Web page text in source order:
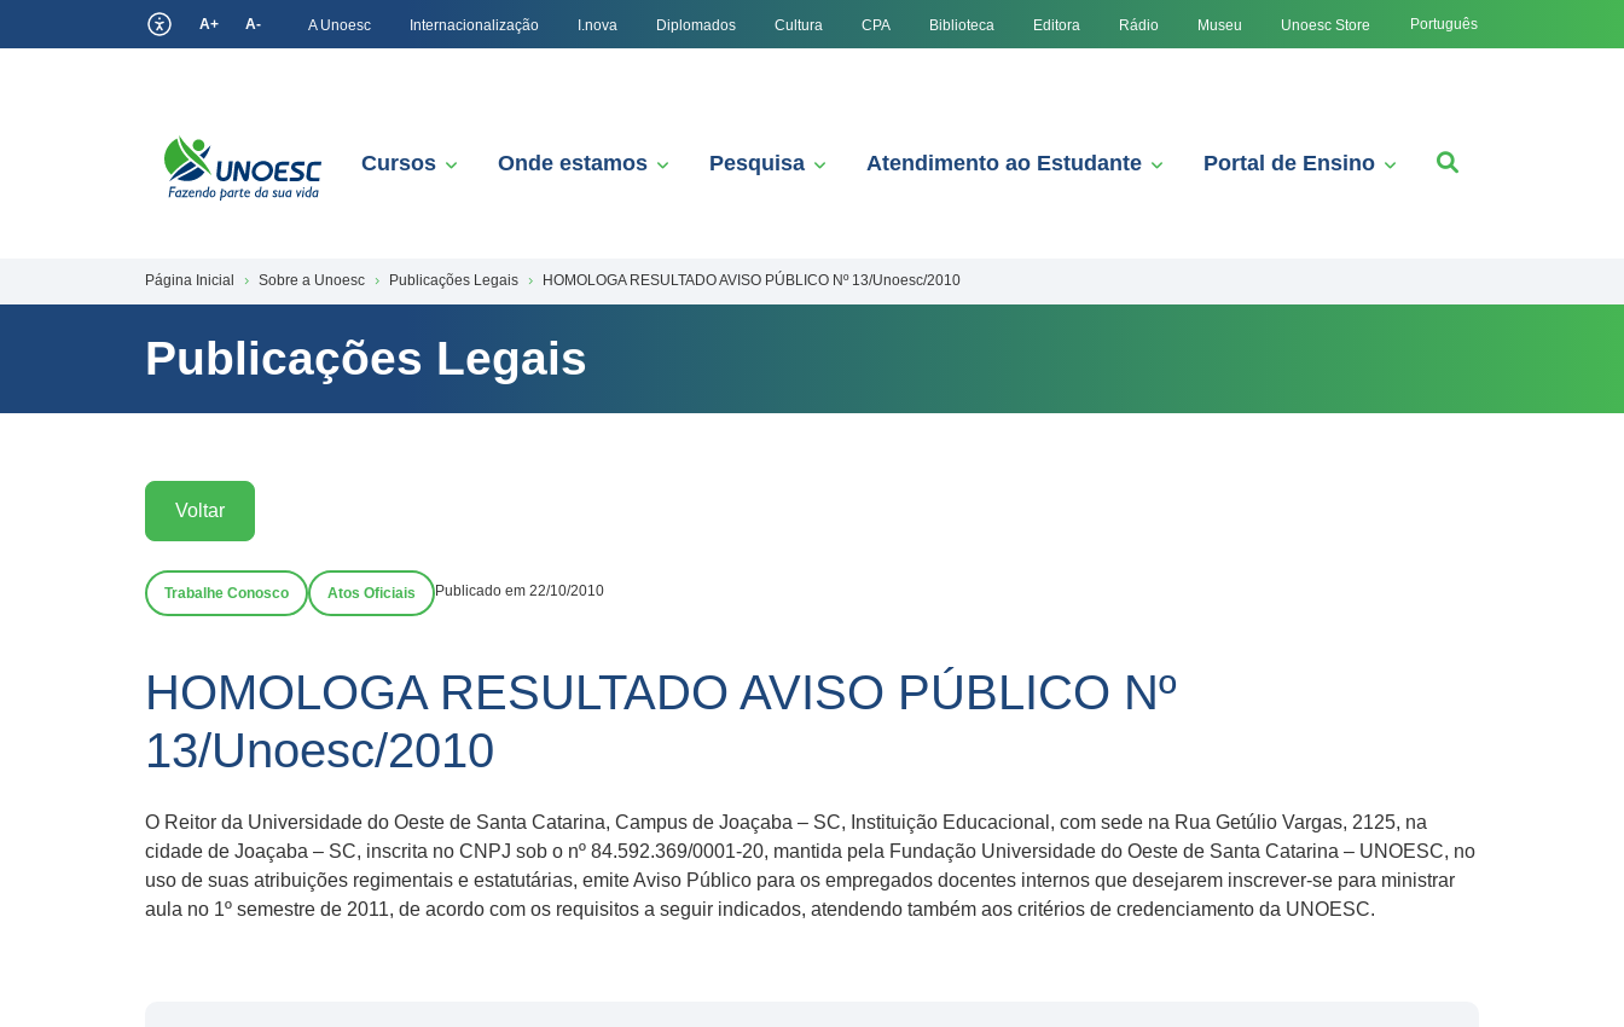
A+ A- A Unoesc Internacionalização I.nova Diplomados Cultura CPA Biblioteca Editora Rádio Museu Unoesc Store Português
Cursos Onde estamos Pesquisa Atendimento ao Estudante Portal de Ensino
Página Inicial Sobre a Unoesc Publicações Legais HOMOLOGA RESULTADO AVISO PÚBLICO Nº 13/Unoesc/2010
Publicações Legais
Voltar
Trabalhe Conosco Atos Oficiais Publicado em 22/10/2010
HOMOLOGA RESULTADO AVISO PÚBLICO Nº
13/Unoesc/2010
O Reitor da Universidade do Oeste de Santa Catarina, Campus de Joaçaba – SC, Instituição Educacional, com sede na Rua Getúlio Vargas, 2125, na
cidade de Joaçaba – SC, inscrita no CNPJ sob o nº 84.592.369/0001-20, mantida pela Fundação Universidade do Oeste de Santa Catarina – UNOESC, no
uso de suas atribuições regimentais e estatutárias, emite Aviso Público para os empregados docentes internos que desejarem inscrever-se para ministrar
aula no 1º semestre de 2011, de acordo com os requisitos a seguir indicados, atendendo também aos critérios de credenciamento da UNOESC.